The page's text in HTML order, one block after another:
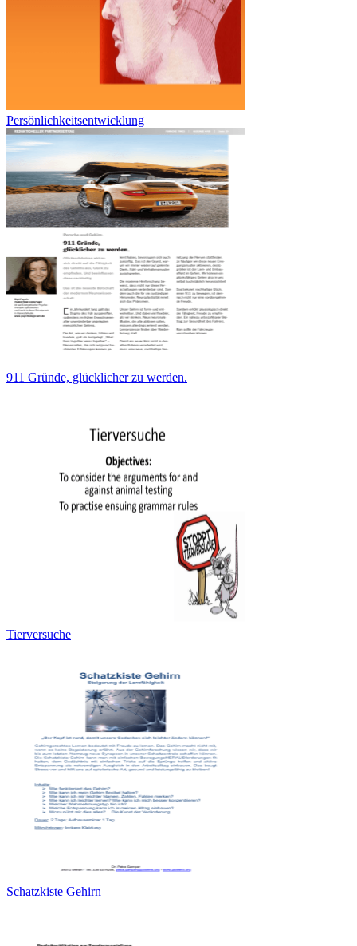
Persönlichkeitsentwicklung
911 Gründe, glücklicher zu werden.
Tierversuche
Schatzkiste Gehirn